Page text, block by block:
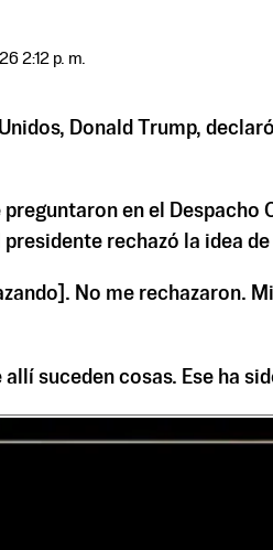
2:12 p. m.
Donald Trump,
en el
rechazó la idea
No me rechazaron.
allí suceden cosas. Ese ha